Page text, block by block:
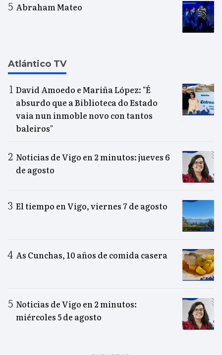
Abraham Mateo
Atlántico TV
David Amoedo e Mariña López: "É
absurdo que a Biblioteca do Estado
vaia nun inmoble novo con tantos
baleiros"
Noticias de Vigo en 2 minutos: jueves 6
de agosto
El tiempo en Vigo, viernes 7 de agosto
As Cunchas, 10 años de comida casera
Noticias de Vigo en 2 minutos:
miércoles 5 de agosto